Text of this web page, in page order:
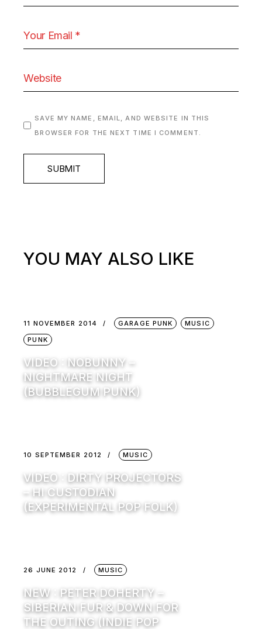
SAVE MY NAME, EMAIL, AND WEBSITE IN THIS
BROWSER FOR THE NEXT TIME I COMMENT.
SUBMIT
YOU MAY ALSO LIKE
11 NOVEMBER 2014 GARAGE PUNK
MUSIC
PUNK
VIDEO : NOBUNNY –
NIGHTMARE NIGHT
(BUBBLEGUM PUNK)
10 SEPTEMBER 2012 MUSIC
VIDEO : DIRTY PROJECTORS
– HI CUSTODIAN
(EXPERIMENTAL POP FOLK)
26 JUNE 2012 MUSIC
NEW : PETER DOHERTY –
SIBERIAN FUR & DOWN FOR
THE OUTING (INDIE POP